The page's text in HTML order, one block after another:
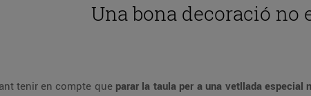
Una bona decoració no
tenir en compte que parar la taula per a una vetllada especial